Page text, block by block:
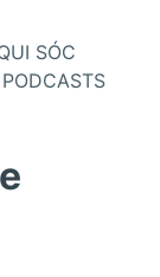
SÓC
PODCASTS